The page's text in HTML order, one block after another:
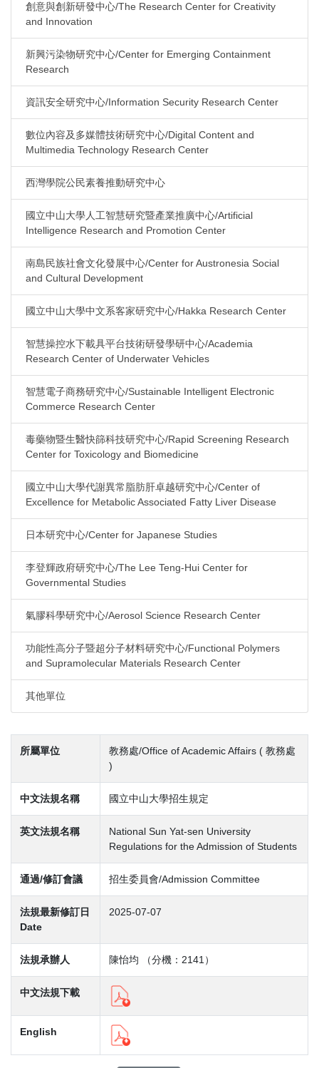
創意與創新研發中心/The Research Center for Creativity
and Innovation
新興污染物研究中心/Center for Emerging Containment
Research
資訊安全研究中心/Information Security Research Center
數位內容及多媒體技術研究中心/Digital Content and
Multimedia Technology Research Center
西灣學院公民素養推動研究中心
國立中山大學人工智慧研究暨產業推廣中心/Artificial
Intelligence Research and Promotion Center
南島民族社會文化發展中心/Center for Austronesia Social
and Cultural Development
國立中山大學中文系客家研究中心/Hakka Research Center
智慧操控水下載具平台技術研發學研中心/Academia
Research Center of Underwater Vehicles
智慧電子商務研究中心/Sustainable Intelligent Electronic
Commerce Research Center
毒藥物暨生醫快篩科技研究中心/Rapid Screening Research
Center for Toxicology and Biomedicine
國立中山大學代謝異常脂肪肝卓越研究中心/Center of
Excellence for Metabolic Associated Fatty Liver Disease
日本研究中心/Center for Japanese Studies
李登輝政府研究中心/The Lee Teng-Hui Center for
Governmental Studies
氣膠科學研究中心/Aerosol Science Research Center
功能性高分子暨超分子材料研究中心/Functional Polymers
and Supramolecular Materials Research Center
其他單位
所屬單位
教務處/Office of Academic Affairs ( 教務處
)
中文法規名稱 國立中山大學招生規定
英文法規名稱
National Sun Yat-sen University
Regulations for the Admission of Students
通過/修訂會議 招生委員會/Admission Committee
法規最新修訂日
Date
2025-07-07
法規承辦人 陳怡均 （分機：2141）
中文法規下載
English